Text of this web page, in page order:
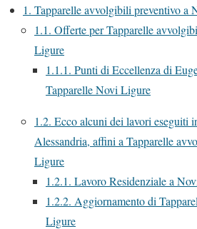
1. Tapparelle avvolgibili preventivo a
1.1. Offerte per Tapparelle
Ligure
1.1.1. Punti di Eccellenza di
Tapparelle Novi Ligure
1.2. Ecco alcuni dei lavori eseguiti
Alessandria, affini a Tapparelle
Ligure
1.2.1. Lavoro Residenziale a
1.2.2. Aggiornamento di
Ligure